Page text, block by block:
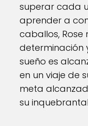
superar cada
aprender a
caballos,
determinación
sueño es
en un viaje de
meta
su